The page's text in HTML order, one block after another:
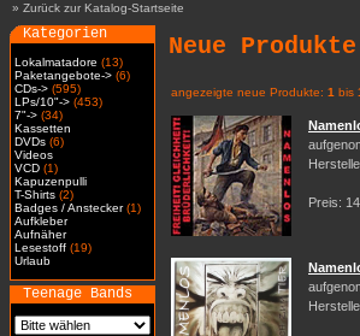
» Zurück zur Katalog-Startseite
Kategorien
Lokalmatadore (13)
Paketangebote-> (6)
CDs-> (595)
LPs/10"-> (453)
7"-> (34)
Kassetten
DVDs (6)
Videos
VCD (1)
Kapuzenpulli
T-Shirts (2)
Badges / Anstecker(1)
Aufkleber
Aufnäher
Lesestoff (19)
Urlaub
Teenage Bands
Neue Produkte
angezeigte neue Produkte: 1 bis
Preis: